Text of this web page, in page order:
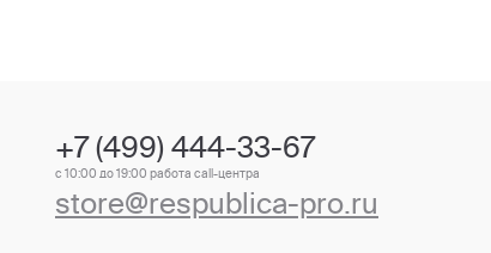
+7 (499) 444-33-67
с 10:00 до 19:00 работа call-центра
store@respublica-pro.ru